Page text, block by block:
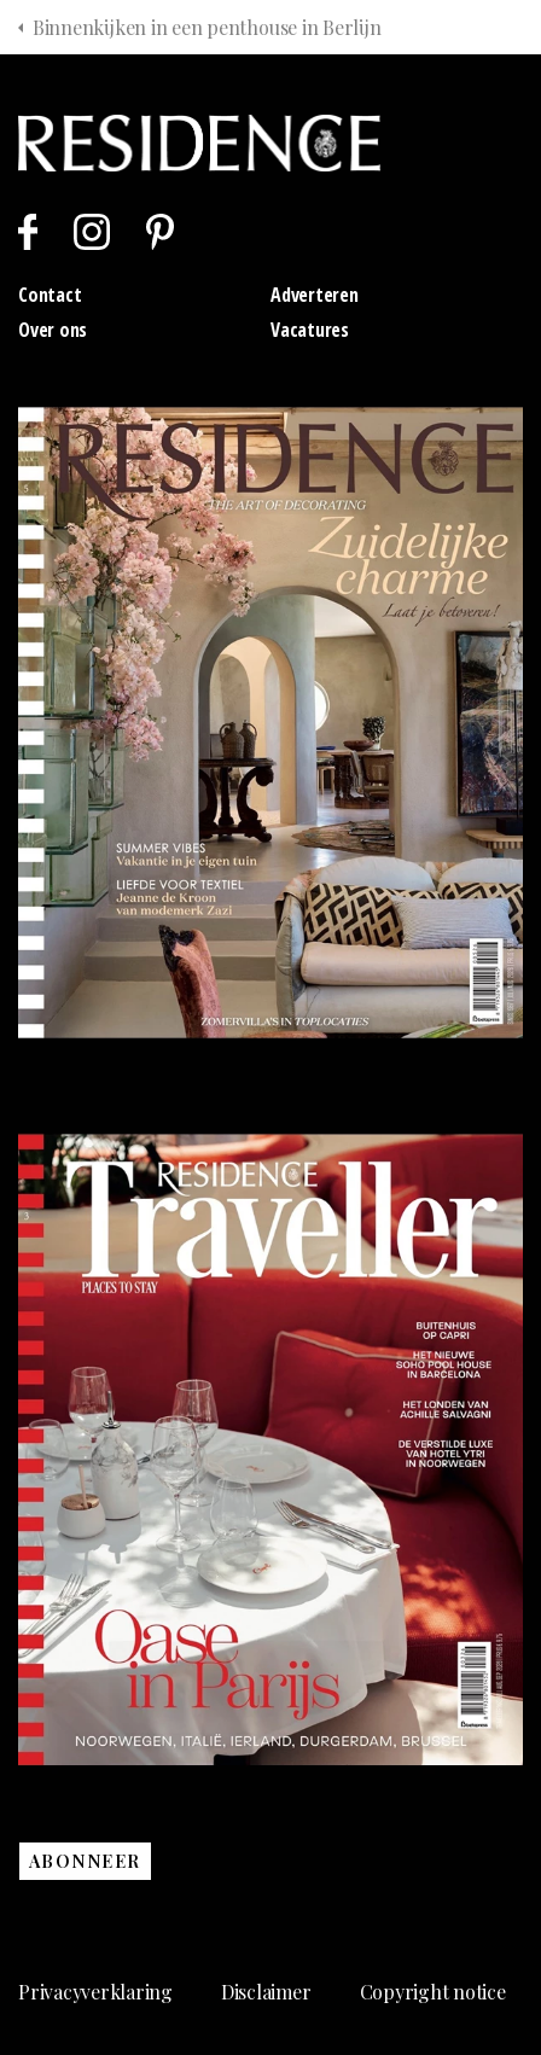
Binnenkijken in een penthouse in Berlijn
Contact
Adverteren
Over ons
Vacatures
ABONNEER
Privacyverklaring Disclaimer Copyright notice